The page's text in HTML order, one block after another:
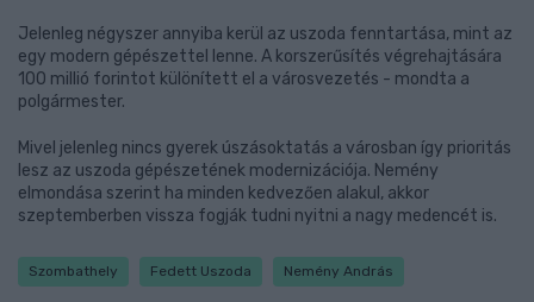
Jelenleg négyszer annyiba kerül az uszoda fenntartása, mint az
egy modern gépészettel lenne. A korszerűsítés végrehajtására
100 millió forintot különített el a városvezetés - mondta a
polgármester.
Mivel jelenleg nincs gyerek úszásoktatás a városban így prioritás
lesz az uszoda gépészetének modernizációja. Nemény
elmondása szerint ha minden kedvezően alakul, akkor
szeptemberben vissza fogják tudni nyitni a nagy medencét is.
Szombathely Fedett Uszoda Nemény András